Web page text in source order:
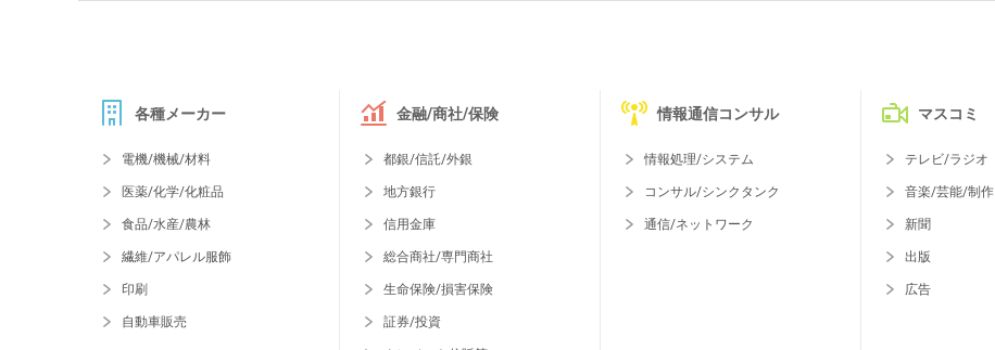
各種メーカー
電機/機械/材料
医薬/化学/化粧品
食品/水産/農林
繊維/アパレル服飾
印刷
自動車販売
金融/商社/保険
都銀/信託/外銀
地方銀行
信用金庫
総合商社/専門商社
生命保険/損害保険
証券/投資
情報通信コンサル
情報処理/システム
コンサル/シンクタンク
通信/ネットワーク
マスコミ
テレビ/ラジオ
音楽/芸能/制作
新聞
出版
広告